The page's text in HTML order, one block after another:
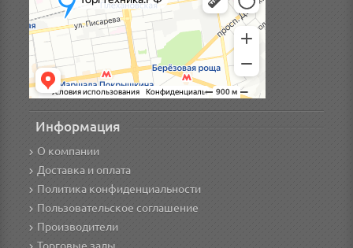
Информация
О компании
Доставка и оплата
Политика конфиденциальности
Пользовательское соглашение
Производители